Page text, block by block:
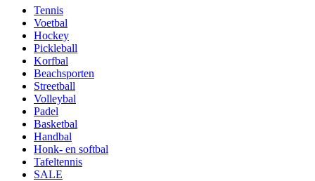
Tennis
Voetbal
Hockey
Pickleball
Korfbal
Beachsporten
Streetball
Volleybal
Padel
Basketbal
Handbal
Honk- en softbal
Tafeltennis
SALE